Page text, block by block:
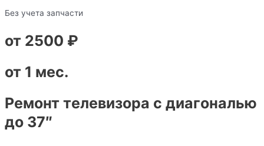
Без учета запчасти
от 2500 ₽
от 1 мес.
Ремонт телевизора с диагональю
до 37″